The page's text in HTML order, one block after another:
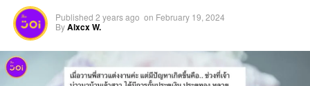
Published 2 years ago on February 19, 2024
ByAlxcx W.